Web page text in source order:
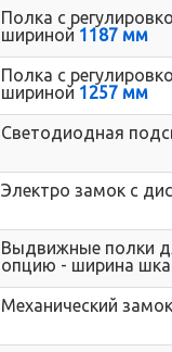
Полка с
шириной 1187 мм
Полка с
шириной 1257 мм
Светодиодная
Электро замок с
Выдвижные полки
опцию - ширина
Механический замок